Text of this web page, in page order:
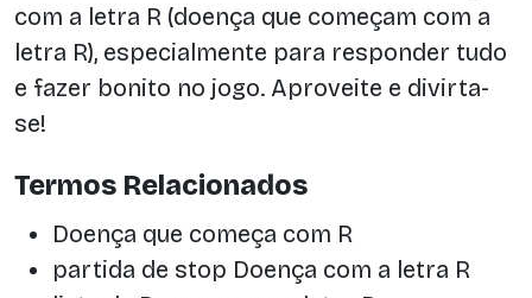
com a letra R (doença que começam com a
letra R), especialmente para responder tudo
e fazer bonito no jogo. Aproveite e divirta-
se!
Termos Relacionados
Doença que começa com R
partida de stop Doença com a letra R